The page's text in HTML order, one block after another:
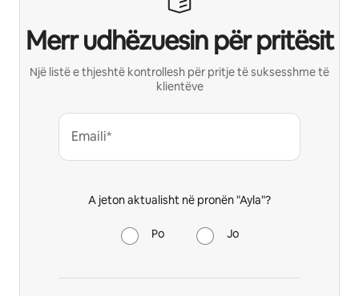
Merr udhëzuesin për pritësit
Një listë e thjeshtë kontrollesh për pritje të suksesshme të
klientëve
Emaili*
A jeton aktualisht në pronën "Ayla"?
Po Jo